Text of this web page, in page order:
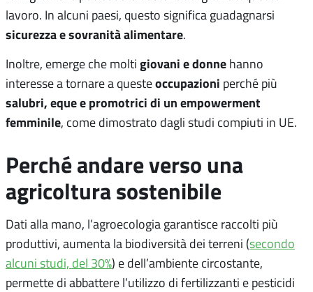
lavoro. In alcuni paesi, questo significa guadagnarsi
sicurezza e sovranità alimentare.
Inoltre, emerge che molti giovani e donne hanno
interesse a tornare a questeoccupazioni perché più
salubri, eque e promotrici di un empowerment
femminile, come dimostrato dagli studi compiuti in UE.
Perché andare verso una
agricoltura sostenibile
Dati alla mano, l’agroecologia garantisce raccolti più
produttivi, aumenta la biodiversità dei terreni (secondo
alcuni studi, del 30%) e dell’ambiente circostante,
permette di abbattere l’utilizzo di fertilizzanti e pesticidi